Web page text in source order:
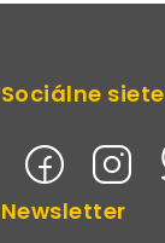
Sociálne siete
Newsletter